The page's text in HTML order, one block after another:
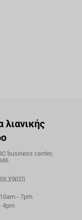
λιανικής
business center,
χάρτη
- 7pm
4pm